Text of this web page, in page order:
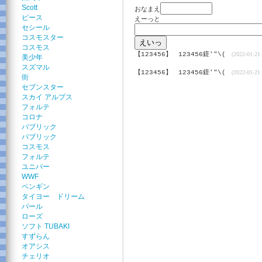
Scott
ピース
セシール
コスモスター
コスモス
美少年
スズマル
街
セブンスター
スカイ アルプス
フォルテ
コロナ
パブリック
パブリック
コスモス
フォルテ
ユニパー
WWF
ペンギン
タイヨー ドリーム
パール
ローズ
ソフト TUBAKI
すずらん
オアシス
チェリオ
おなまえ
えーっと
【123456】 123456鎈'"\( (2022-01-21
【123456】 123456鎈'"\( (2022-01-21